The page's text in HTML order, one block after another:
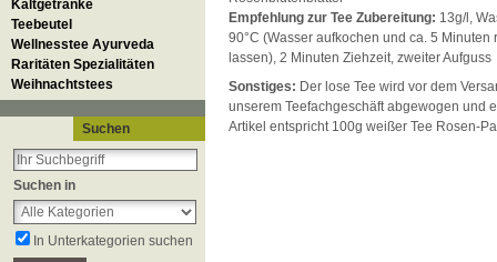
Kaltgetränke
Teebeutel
Wellnesstee Ayurveda
Raritäten Spezialitäten
Weihnachtstees
Suchen
Suchen in
In Unterkategorien suchen
Empfehlung zur Tee Zubereitung: 13g/l,
90°C (Wasser aufkochen und ca. 5 Minuten
lassen), 2 Minuten Ziehzeit, zweiter Aufguss
Sonstiges: Der lose Tee wird vor dem
unserem Teefachgeschäft abgewogen und
Artikel entspricht 100g weißer Tee Rosen-